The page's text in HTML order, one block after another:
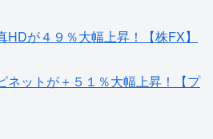
が４９％大幅上昇！【株FX】
ットが＋５１％大幅上昇！【プ